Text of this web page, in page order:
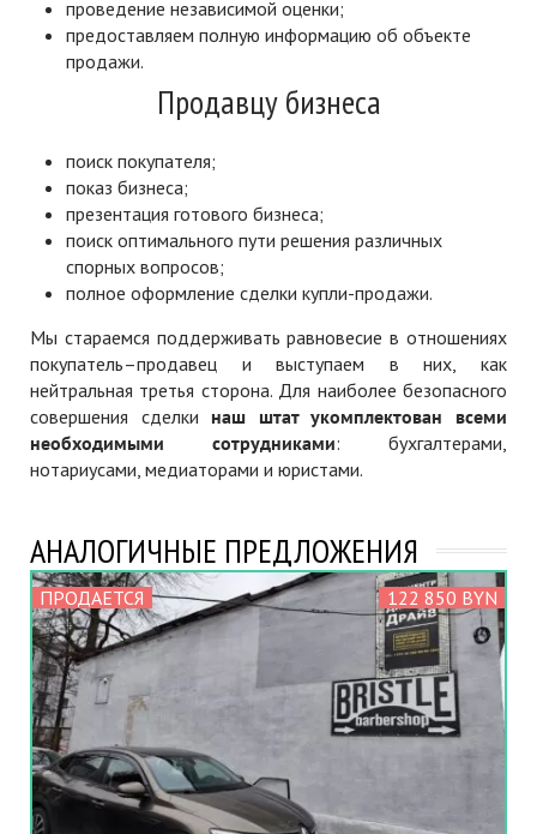
проведение независимой оценки;
предоставляем полную информацию об объекте
продажи.
Продавцу бизнеса
поиск покупателя;
показ бизнеса;
презентация готового бизнеса;
поиск оптимального пути решения различных
спорных вопросов;
полное оформление сделки купли-продажи.
Мы стараемся поддерживать равновесие в отношениях
покупатель–продавец и выступаем в них, как
нейтральная третья сторона. Для наиболее безопасного
совершения сделки наш штат укомплектован всеми
необходимыми сотрудниками: бухгалтерами,
нотариусами, медиаторами и юристами.
АНАЛОГИЧНЫЕ ПРЕДЛОЖЕНИЯ
ПРОДАЕТСЯ 122 850 BYN